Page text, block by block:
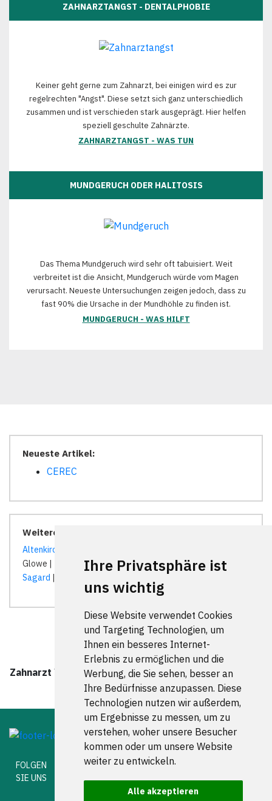
Ihre Privatsphäre ist
uns wichtig
Diese Website verwendet Cookies
und Targeting Technologien, um
Ihnen ein besseres Internet-
Erlebnis zu ermöglichen und die
Werbung, die Sie sehen, besser an
Ihre Bedürfnisse anzupassen. Diese
Technologien nutzen wir außerdem,
um Ergebnisse zu messen, um zu
verstehen, woher unsere Besucher
kommen oder um unsere Website
weiter zu entwickeln.
Alle akzeptieren
ZAHNARZTANGST - DENTALPHOBIE
Keiner geht gerne zum Zahnarzt, bei einigen wird es zur
regelrechten "Angst". Diese setzt sich ganz unterschiedlich
zusammen und ist verschieden stark ausgeprägt. Hier helfen
speziell geschulte Zahnärzte.
ZAHNARZTANGST - WAS TUN
MUNDGERUCH ODER HALITOSIS
Das Thema Mundgeruch wird sehr oft tabuisiert. Weit
verbreitet ist die Ansicht, Mundgeruch würde vom Magen
verursacht. Neueste Untersuchungen zeigen jedoch, dass zu
fast 90% die Ursache in der Mundhöhle zu finden ist.
MUNDGERUCH - WAS HILFT
Neueste Artikel:
CEREC
Weitere Orte in der Nähe von Wiek
Altenkirchen (Rügen)
Glowe | Insel Hiddensee | Lohme | Neuenkirchen (Rügen) |
Sagard |
Zahnarzt Wiek wurde zuletzt am 08. August 2026 um
00:00:08 Uhr aktualisiert.
FOLGEN
SIE UNS